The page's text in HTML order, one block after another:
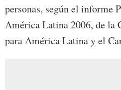
personas, según el informe
América Latina 2006, de la
para América Latina y el